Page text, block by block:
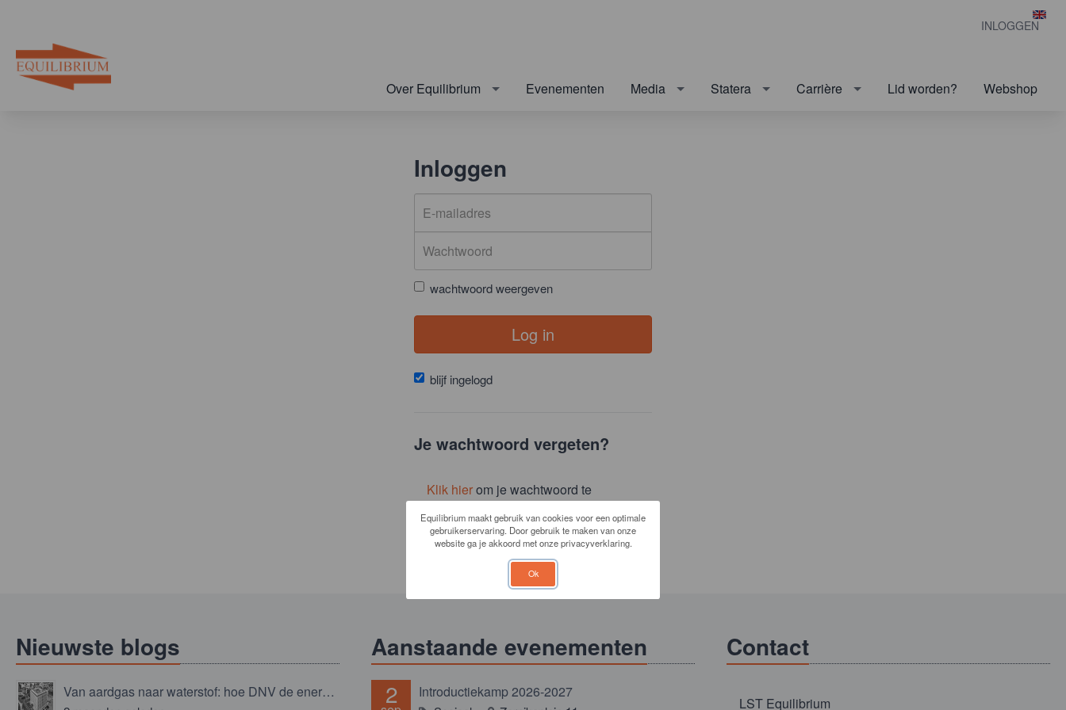
INLOGGEN
Over Equilibrium Evenementen Media Statera Carrière Lid worden? Webshop
Inloggen
wachtwoord weergeven
Log in
blijf ingelogd
Je wachtwoord vergeten?
Klik hierom je wachtwoord te
resetten.
Nieuwste blogs
Van aardgas naar waterstof: hoe DNV de energietransitie niet overlaat aan het toeval
Aanstaande evenementen
2 Introductiekamp 2026-2027
Contact
LST Equilibrium
Equilibrium maakt gebruik van cookies voor een optimale
gebruikerservaring. Door gebruik te maken van onze
website ga je akkoord met onze privacyverklaring.
Ok